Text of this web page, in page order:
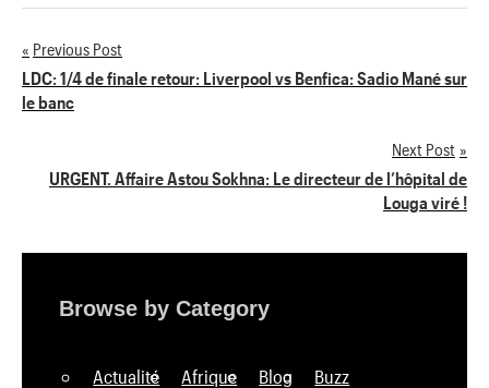
Navigation
de
Previous Post
LDC: 1/4 de finale retour: Liverpool vs Benfica: Sadio Mané sur
le banc
Next Post
URGENT. Affaire Astou Sokhna: Le directeur de l’hôpital de
Louga viré !
Browse by Category
Actualité Afrique Blog Buzz